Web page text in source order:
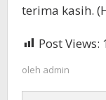
terima kasih.
Post Views:
oleh admin